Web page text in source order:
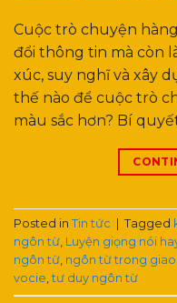
Cuộc trò chuyện
đổi thông tin mà còn
xúc, suy nghĩ và xây
thế nào để cuộc trò
màu sắc hơn? Bí
Posted in Tin tức Tagged
ngôn từ, Luyện giọng nói
ngôn từ, ngôn từ trong
vocie,tư duy ngôn từ